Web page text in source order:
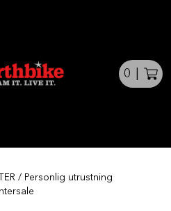
0
/ Personlig utrustning